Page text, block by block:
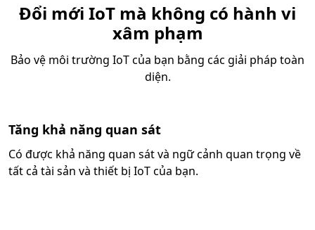
Đổi mới IoT mà không có hành vi
xâm phạm
Bảo vệ môi trường IoT của bạn bằng các giải pháp toàn
diện.
Tăng khả năng quan sát
Có được khả năng quan sát và ngữ cảnh quan trọng về
tất cả tài sản và thiết bị IoT của bạn.